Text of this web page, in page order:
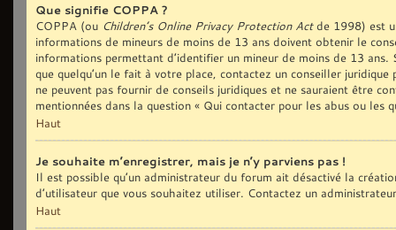
Que signifie COPPA ?
COPPA (ou Children’s Online Privacy Protection Actde 1998) est
informations de mineurs de moins de 13 ans doivent obtenir le
informations permettant d’identifier un mineur de moins de 13 ans.
que quelqu’un le fait à votre place, contactez un conseiller
ne peuvent pas fournir de conseils juridiques et ne sauraient être
mentionnées dans la question « Qui contacter pour les abus ou les
Haut
Je souhaite m’enregistrer, mais je n’y parviens pas !
Il est possible qu’un administrateur du forum ait désactivé la
d’utilisateur que vous souhaitez utiliser. Contactez un
Haut